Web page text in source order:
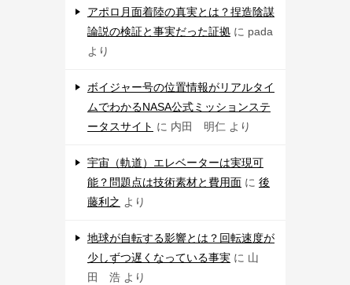
アポロ月面着陸の真実とは？捏造陰謀
論説の検証と事実だった証拠 に pada
より
ボイジャー号の位置情報がリアルタイ
ムでわかるNASA公式ミッションステ
ータスサイト に 内田 明仁 より
宇宙（軌道）エレベーターは実現可
能？問題点は技術素材と費用面 に 後
藤利之 より
地球が自転する影響とは？回転速度が
少しずつ遅くなっている事実 に 山
田 浩 より